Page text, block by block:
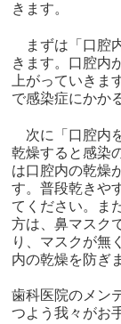
きます。
まずは「口腔
きます。口腔内
上がっていきま
で感染症にかか
次に「口腔内
乾燥すると感染
は口腔内の乾燥
す。普段乾きや
てください。ま
方は、鼻マスク
り、マスクが無
内の乾燥を防ぎ
歯科医院のメン
つよう我々がお